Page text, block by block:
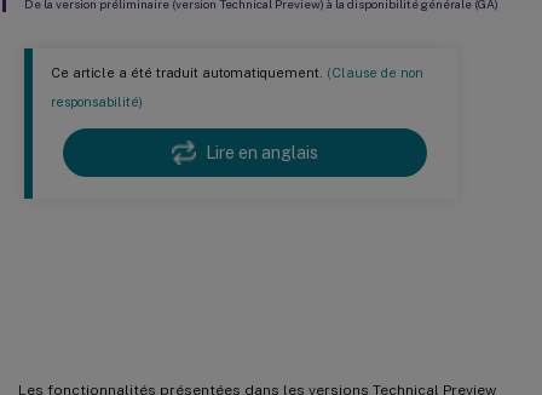
Ce article a été traduit automatiquement. (Clause de non
responsabilité)
Lire en anglais
Les fonctionnalités présentées dans les versions Technical Preview
De la version préliminaire (version Technical Preview) à la disponibilité générale (GA)